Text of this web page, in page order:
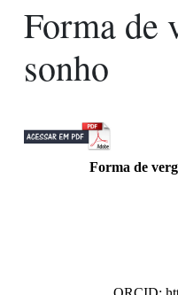
Forma de
sonho
Forma de